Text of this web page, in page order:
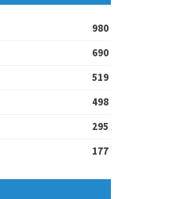
980
690
519
498
295
177